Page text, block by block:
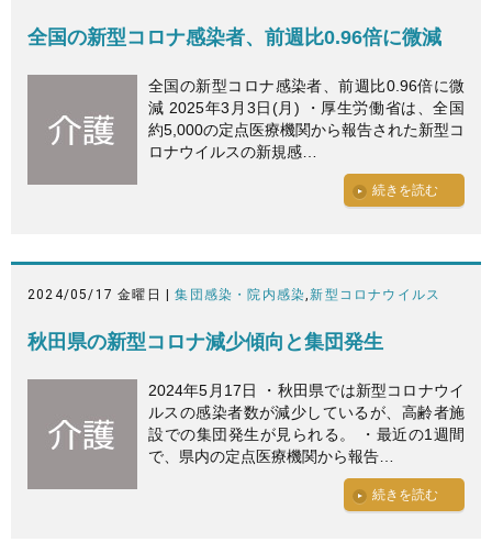
全国の新型コロナ感染者、前週比0.96倍に微減
全国の新型コロナ感染者、前週比0.96倍に微
減 2025年3月3日(月) ・厚生労働省は、全国
約5,000の定点医療機関から報告された新型コ
ロナウイルスの新規感…
続きを読む
2024/05/17 金曜日 |集団感染・院内感染,新型コロナウイルス
秋田県の新型コロナ減少傾向と集団発生
2024年5月17日 ・秋田県では新型コロナウイ
ルスの感染者数が減少しているが、高齢者施
設での集団発生が見られる。 ・最近の1週間
で、県内の定点医療機関から報告…
続きを読む